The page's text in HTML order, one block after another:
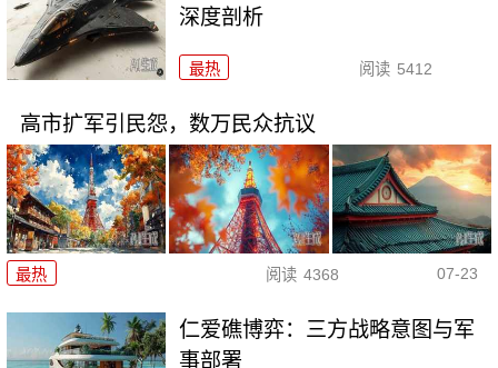
深度剖析
最热 阅读 5412
高市扩军引民怨，数万民众抗议
最热 阅读 4368 07-23
仁爱礁博弈：三方战略意图与军
事部署